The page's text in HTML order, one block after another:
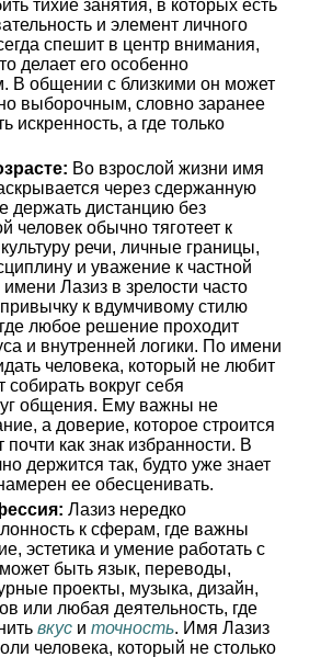
тихие занятия, в которых есть
и элемент личного
спешит в центр внимания,
делает его особенно
В общении с близкими он может
выборочным, словно заранее
искренность, а где только
Во взрослой жизни имя
через сдержанную
держать дистанцию без
человек обычно тяготеет к
речи, личные границы,
и уважение к частной
Лазиз в зрелости часто
к вдумчивому стилю
любое решение проходит
и внутренней логики. По имени
человека, который не любит
собирать вокруг себя
общения. Ему важны не
а доверие, которое строится
почти как знак избранности. В
держится так, будто уже знает
ее обесценивать.
Лазиз нередко
к сферам, где важны
эстетика и умение работать с
быть язык, переводы,
проекты, музыка, дизайн,
или любая деятельность, где
вкус и точность. Имя Лазиз
человека, который не столько